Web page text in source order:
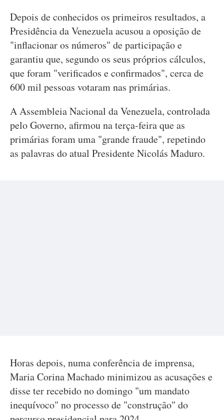
Depois de conhecidos os primeiros resultados, a
Presidência da Venezuela acusou a oposição de
"inflacionar os números" de participação e
garantiu que, segundo os seus próprios cálculos,
que foram "verificados e confirmados", cerca de
600 mil pessoas votaram nas primárias.
A Assembleia Nacional da Venezuela, controlada
pelo Governo, afirmou na terça-feira que as
primárias foram uma "grande fraude", repetindo
as palavras do atual Presidente Nicolás Maduro.
Horas depois, numa conferência de imprensa,
Maria Corina Machado minimizou as acusações e
disse ter recebido no domingo "um mandato
inequívoco" no processo de "construção" do